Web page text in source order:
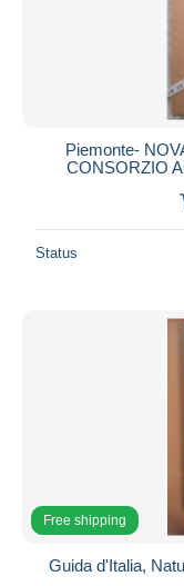
Piemonte-
CONSORZIO
Status
Free shipping
Guida d'Italia,